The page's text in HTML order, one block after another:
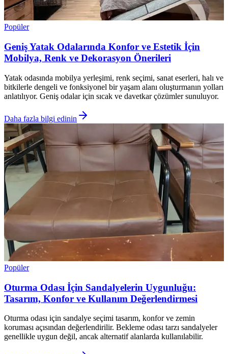
Popüler
Geniş Yatak Odalarında Konfor ve Estetik İçin
Mobilya, Renk ve Dekorasyon Önerileri
Yatak odasında mobilya yerleşimi, renk seçimi, sanat eserleri, halı ve
bitkilerle dengeli ve fonksiyonel bir yaşam alanı oluşturmanın yolları
anlatılıyor. Geniş odalar için sıcak ve davetkar çözümler sunuluyor.
Daha fazla bilgi edinin
Popüler
Oturma Odası İçin Sandalyelerin Uygunluğu:
Tasarım, Konfor ve Kullanım Değerlendirmesi
Oturma odası için sandalye seçimi tasarım, konfor ve zemin
koruması açısından değerlendirilir. Bekleme odası tarzı sandalyeler
genellikle uygun değil, ancak alternatif alanlarda kullanılabilir.